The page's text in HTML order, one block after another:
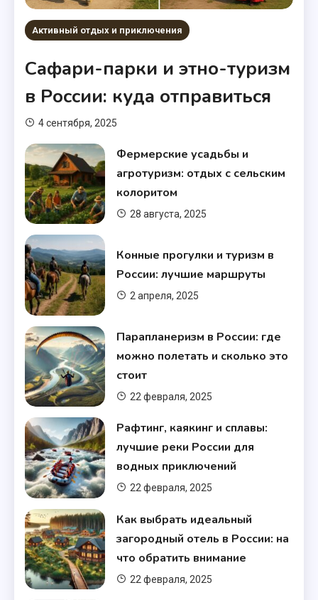
Активный отдых и приключения
Сафари-парки и этно-туризм
в России: куда отправиться
4 сентября, 2025
Фермерские усадьбы и
агротуризм: отдых с сельским
колоритом
28 августа, 2025
Конные прогулки и туризм в
России: лучшие маршруты
2 апреля, 2025
Парапланеризм в России: где
можно полетать и сколько это
стоит
22 февраля, 2025
Рафтинг, каякинг и сплавы:
лучшие реки России для
водных приключений
22 февраля, 2025
Как выбрать идеальный
загородный отель в России: на
что обратить внимание
22 февраля, 2025